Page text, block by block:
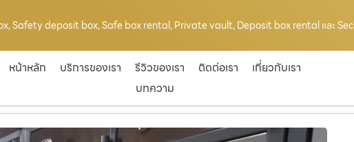
Safety deposit box, Safe box rental, Private vault, Deposit box rental และ
หน้าหลัก บริการของเรา รีวิวของเรา ติดต่อเรา
เกี่ยวกับเรา
บทความ